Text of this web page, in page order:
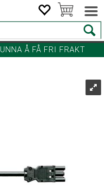
UNNA Å FÅ FRI FRAKT